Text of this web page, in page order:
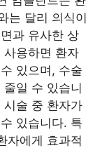
는 달리 의식이
과 유사한 상
사용하면 환자
있으며, 수술
일 수 있습니
시술 중 환자가
있습니다. 특
자에게 효과적